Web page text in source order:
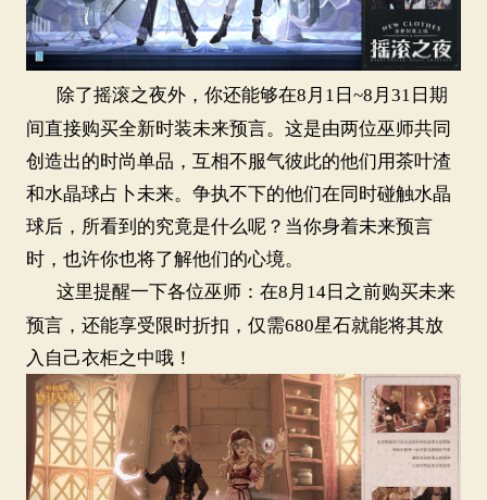
除了摇滚之夜外，你还能够在8月1日~8 月 31 日期
间直接购买全新时装未来预言。这是由两位巫师共同
创造出的时尚单品，互相不服气彼此的他们用茶叶渣
和水晶球占卜未来。争执不下的他们在同时碰触水晶
球后，所看到的究竟是什么呢？当你身着未来预言
时，也许你也将了解他们的心境。
这里提醒一下各位巫师：在8月14日之前购买未来
预言，还能享受限时折扣，仅需680星石就能将其放
入自己衣柜之中哦！